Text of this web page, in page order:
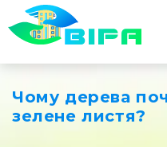
Чому дерева
зелене листя?